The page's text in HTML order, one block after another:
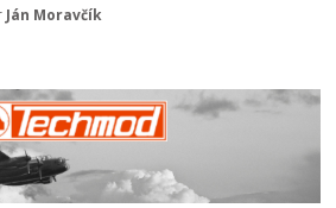
Ján Moravčík